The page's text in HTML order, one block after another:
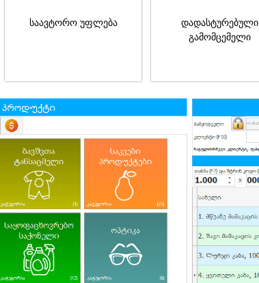
საავტორო უფლება
დადასტურებული
გამომცემელი